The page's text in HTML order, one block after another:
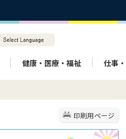
健康・医療・福祉 仕事
印刷用ページ